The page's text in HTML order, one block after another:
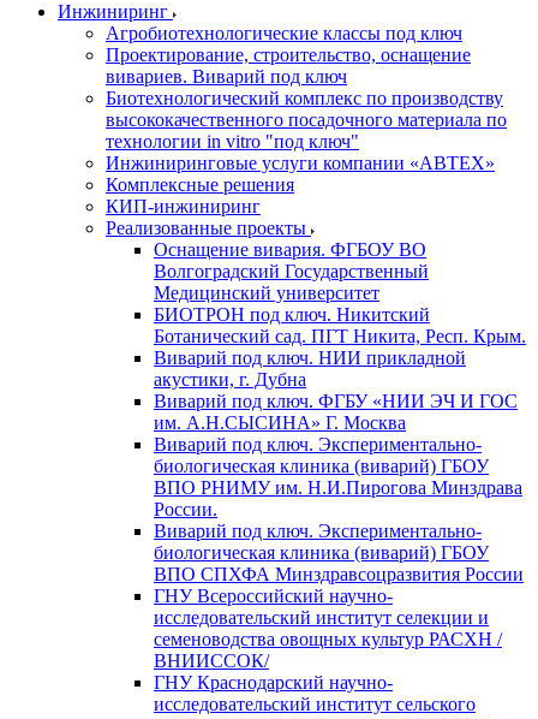
Инжиниринг
Агробиотехнологические классы под ключ
Проектирование, строительство, оснащение
вивариев. Виварий под ключ
Биотехнологический комплекс по производству
высококачественного посадочного материала по
технологии in vitro "под ключ"
Инжиниринговые услуги компании «АВТЕХ»
Комплексные решения
КИП-инжиниринг
Реализованные проекты
Оснащение вивария. ФГБОУ ВО
Волгоградский Государственный
Медицинский университет
БИОТРОН под ключ. Никитский
Ботанический сад. ПГТ Никита, Респ. Крым.
Виварий под ключ. НИИ прикладной
акустики, г. Дубна
Виварий под ключ. ФГБУ «НИИ ЭЧ И ГОС
им. А.Н.СЫСИНА» Г. Москва
Виварий под ключ. Экспериментально-
биологическая клиника (виварий) ГБОУ
ВПО РНИМУ им. Н.И.Пирогова Минздрава
России.
Виварий под ключ. Экспериментально-
биологическая клиника (виварий) ГБОУ
ВПО СПХФА Минздравсоцразвития России
ГНУ Всероссийский научно-
исследовательский институт селекции и
семеноводства овощных культур РАСХН /
ВНИИССОК/
ГНУ Краснодарский научно-
исследовательский институт сельского